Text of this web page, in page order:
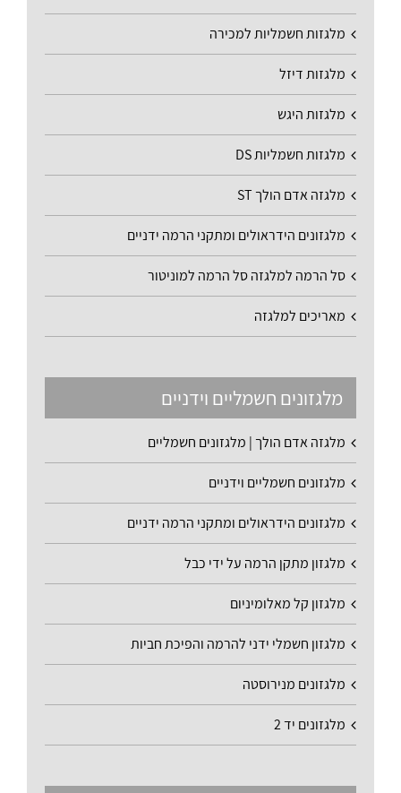
מלגזות חשמליות למכירה
מלגזות דיזל
מלגזות היגש
מלגזות חשמליות DS
מלגזה אדם הולך ST
מלגזונים הידראולים ומתקני הרמה ידניים
סל הרמה למלגזה סל הרמה למוניטור
מאריכים למלגזה
מלגזונים חשמליים וידניים
מלגזה אדם הולך | מלגזונים חשמליים
מלגזונים חשמליים וידניים
מלגזונים הידראולים ומתקני הרמה ידניים
מלגזון מתקן הרמה על ידי כבל
מלגזון קל מאלומיניום
מלגזון חשמלי ידני להרמה והפיכת חביות
מלגזונים מנירוסטה
מלגזונים יד 2